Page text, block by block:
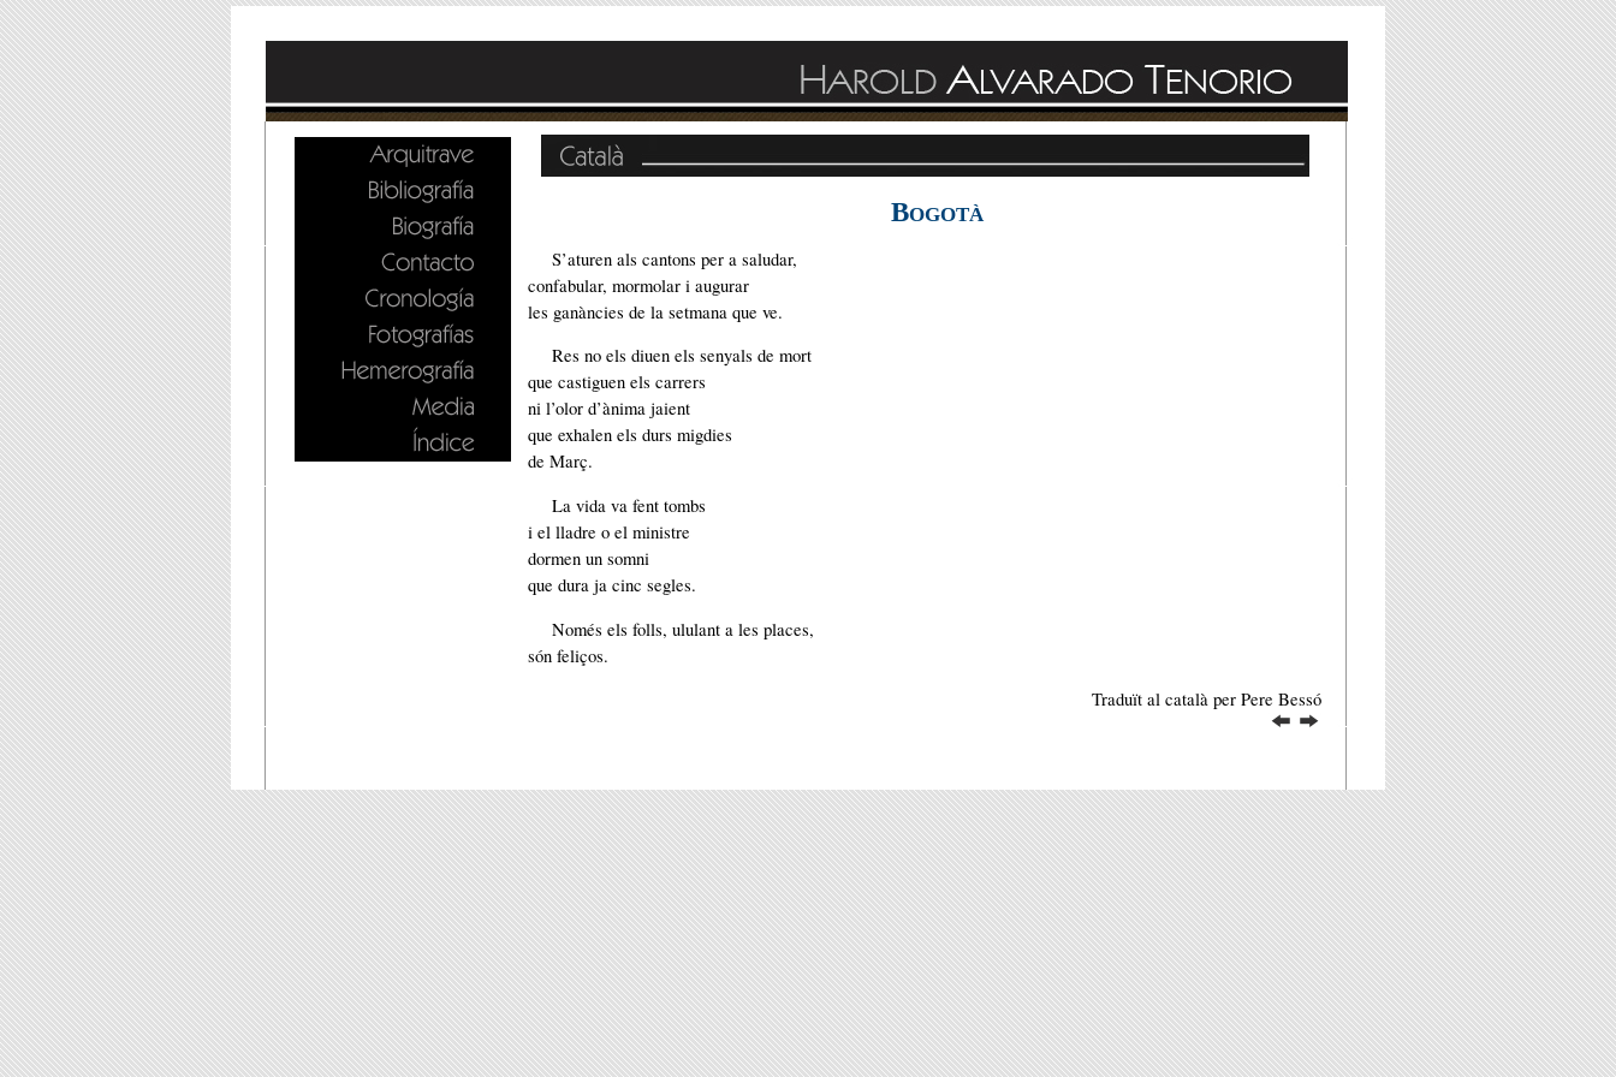
BOGOTÀ
S’aturen als cantons per a saludar,
confabular, mormolar i augurar
les ganàncies de la setmana que ve.
Res no els diuen els senyals de mort
que castiguen els carrers
ni l’olor d’ànima jaient
que exhalen els durs migdies
de Març.
La vida va fent tombs
i el lladre o el ministre
dormen un somni
que dura ja cinc segles.
Només els folls, ululant a les places,
són feliços.
Traduït al català per Pere Bessó